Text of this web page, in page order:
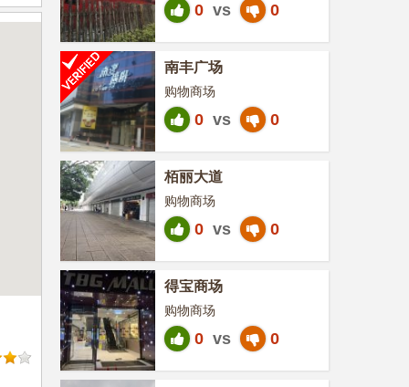
0 vs 0
南丰广场
购物商场
0 vs 0
栢丽大道
购物商场
0 vs 0
得宝商场
购物商场
0 vs 0